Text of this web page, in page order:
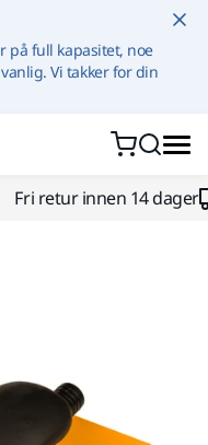
på full kapasitet, noe
Vi takker for din
Fri retur innen 14 dager